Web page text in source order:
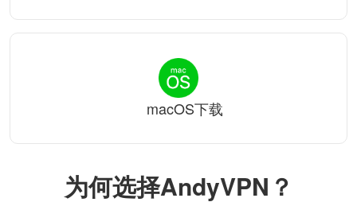
为何选择AndyVPN？
macOS下载